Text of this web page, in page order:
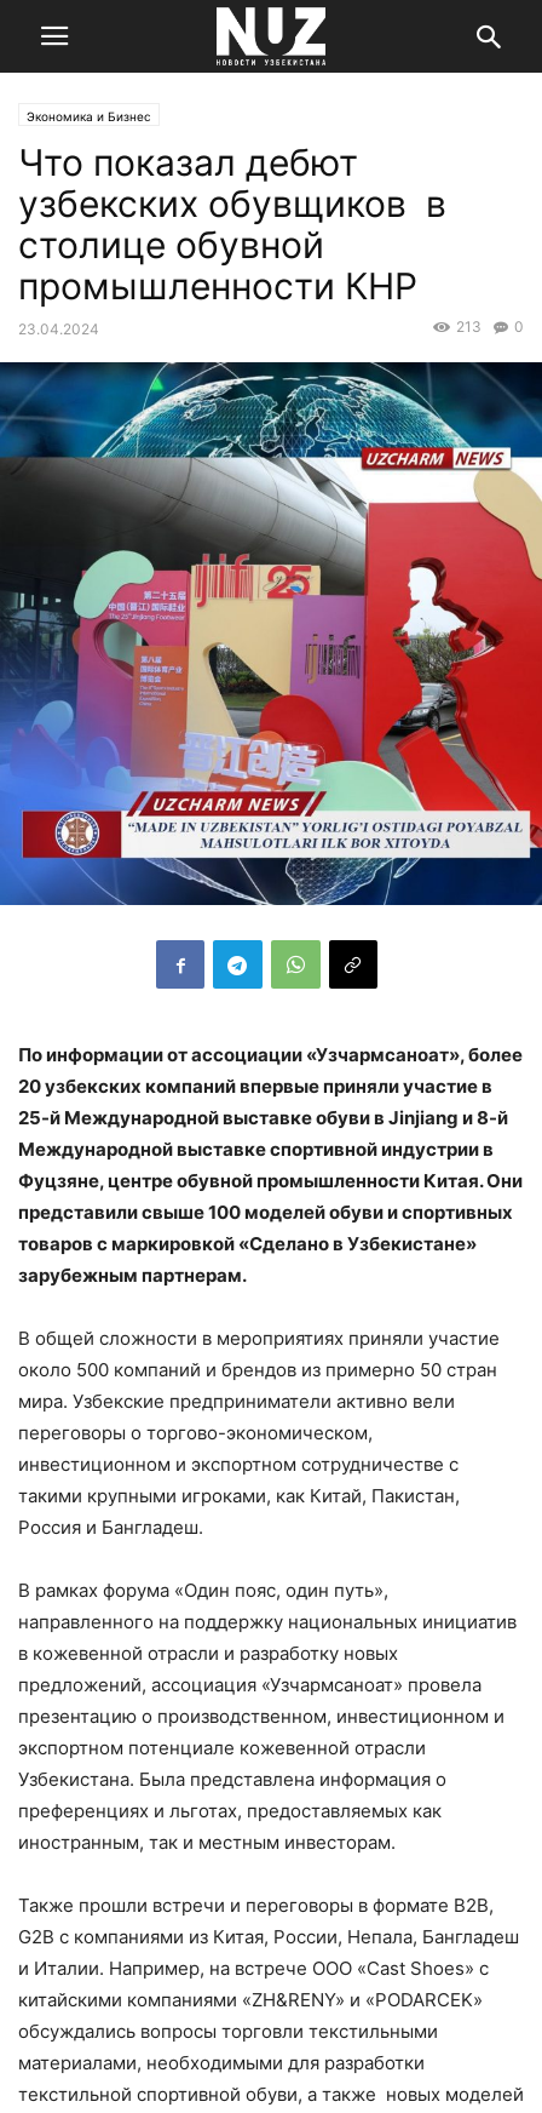
Экономика и Бизнес
Что показал дебют
узбекских обувщиков в
столице обувной
промышленности КНР
23.04.2024 0
213
По информации от ассоциации «Узчармсаноат», более
20 узбекских компаний впервые приняли участие в
25-й Международной выставке обуви в Jinjiang и 8-й
Международной выставке спортивной индустрии в
Фуцзяне, центре обувной промышленности Китая. Они
представили свыше 100 моделей обуви и спортивных
товаров с маркировкой «Сделано в Узбекистане»
зарубежным партнерам.
В общей сложности в мероприятиях приняли участие
около 500 компаний и брендов из примерно 50 стран
мира. Узбекские предприниматели активно вели
переговоры о торгово-экономическом,
инвестиционном и экспортном сотрудничестве с
такими крупными игроками, как Китай, Пакистан,
Россия и Бангладеш.
В рамках форума «Один пояс, один путь»,
направленного на поддержку национальных инициатив
в кожевенной отрасли и разработку новых
предложений, ассоциация «Узчармсаноат» провела
презентацию о производственном, инвестиционном и
экспортном потенциале кожевенной отрасли
Узбекистана. Была представлена информация о
преференциях и льготах, предоставляемых как
иностранным, так и местным инвесторам.
Также прошли встречи и переговоры в формате B2B,
G2B с компаниями из Китая, России, Непала, Бангладеш
и Италии. Например, на встрече ООО «Cast Shoes» с
китайскими компаниями «ZH&RENY» и «PODARCEK»
обсуждались вопросы торговли текстильными
материалами, необходимыми для разработки
текстильной спортивной обуви, а также новых моделей